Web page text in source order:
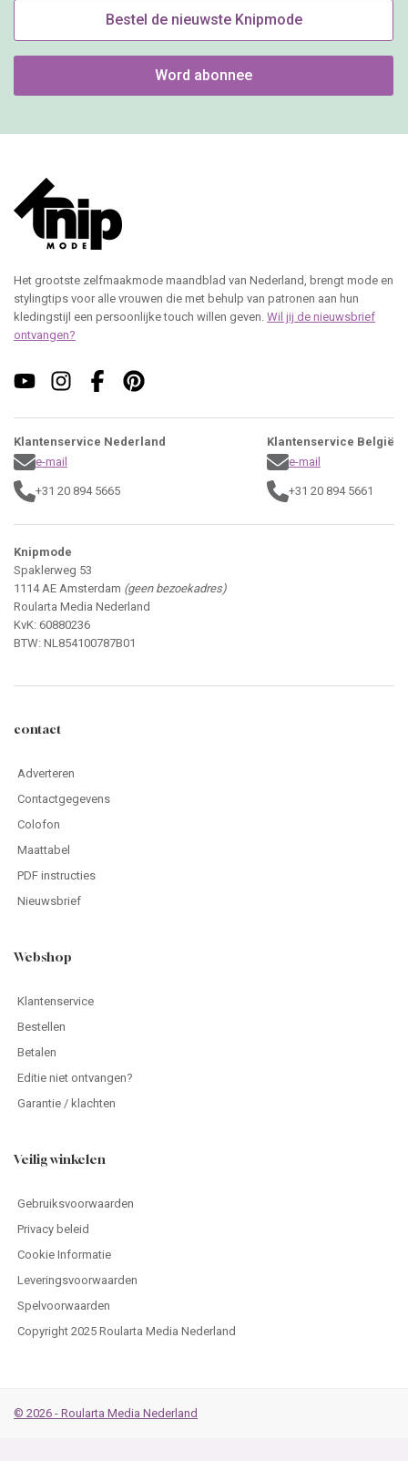
Bestel de nieuwste Knipmode
Word abonnee
Het grootste zelfmaakmode maandblad van Nederland, brengt mode en
stylingtips voor alle vrouwen die met behulp van patronen aan hun
kledingstijl een persoonlijke touch willen geven. Wil jij de nieuwsbrief
ontvangen?
Klantenservice Nederland
e-mail
+31 20 894 5665
Klantenservice België
e-mail
+31 20 894 5661
Knipmode
Spaklerweg 53
1114 AE Amsterdam (geen bezoekadres)
Roularta Media Nederland
KvK: 60880236
BTW: NL854100787B01
contact
Adverteren
Contactgegevens
Colofon
Maattabel
PDF instructies
Nieuwsbrief
Webshop
Klantenservice
Bestellen
Betalen
Editie niet ontvangen?
Garantie / klachten
Veilig winkelen
Gebruiksvoorwaarden
Privacy beleid
Cookie Informatie
Leveringsvoorwaarden
Spelvoorwaarden
Copyright 2025 Roularta Media Nederland
© 2026 - Roularta Media Nederland